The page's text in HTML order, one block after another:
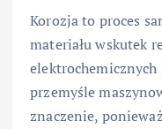
Korozja to proces
materiału wskutek
elektrochemicznych
przemyśle
znaczenie,